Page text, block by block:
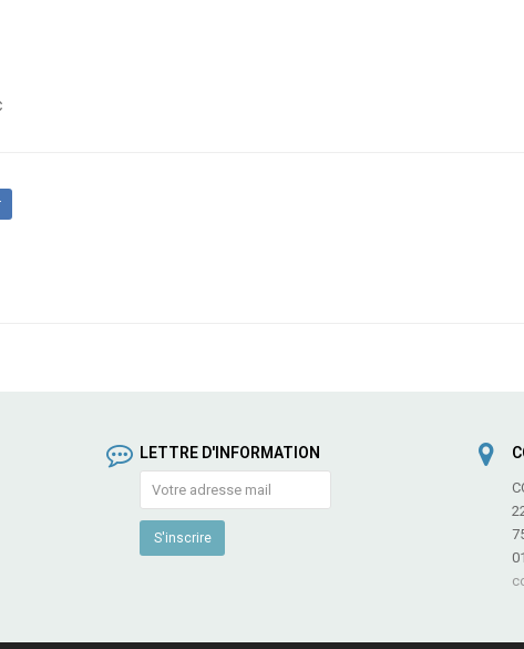
LETTRE D'INFORMATION